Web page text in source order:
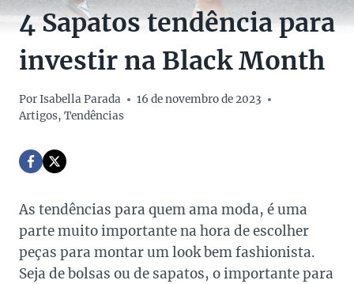
4 Sapatos tendência para
investir na Black Month
PorIsabella Parada
16 de novembro de 2023
Artigos, Tendências
As tendências para quem ama moda, é uma
parte muito importante na hora de escolher
peças para montar um look bem fashionista.
Seja de bolsas ou de sapatos, o importante para